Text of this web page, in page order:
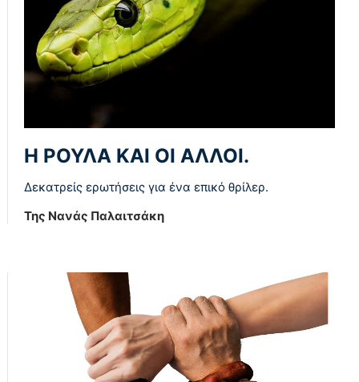
Η ΡΟΥΛΑ ΚΑΙ ΟΙ ΑΛΛΟΙ.
Δεκατρείς ερωτήσεις για ένα επικό θρίλερ.
Της Νανάς Παλαιτσάκη